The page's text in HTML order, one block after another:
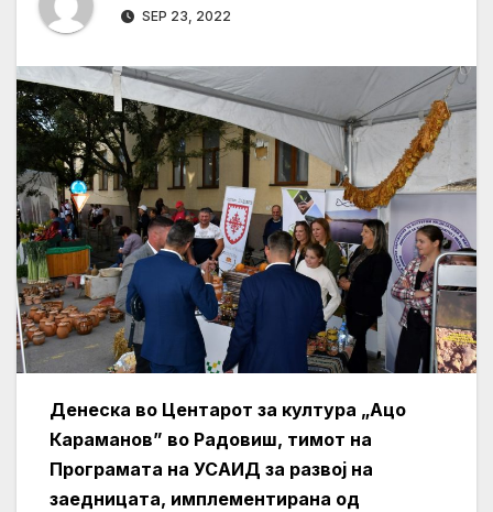
SEP 23, 2022
Денеска во Центарот за култура „Ацо
Караманов” во Радовиш, тимот на
Програмата на УСАИД за развој на
заедницата, имплементирана од